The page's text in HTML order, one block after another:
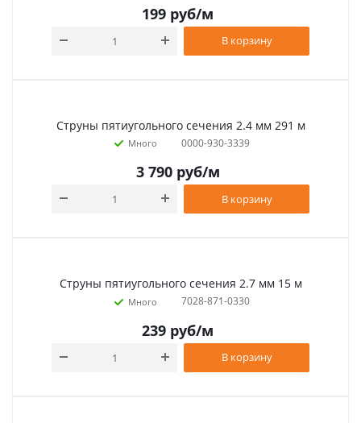
199 руб/м
В корзину
Струны пятиугольного сечения 2.4 мм 291 м
Много 0000-930-3339
3 790руб/м
В корзину
Струны пятиугольного сечения 2.7 мм 15 м
Много 7028-871-0330
239 руб/м
В корзину